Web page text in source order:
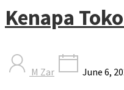
Kenapa
M Zar June 6,